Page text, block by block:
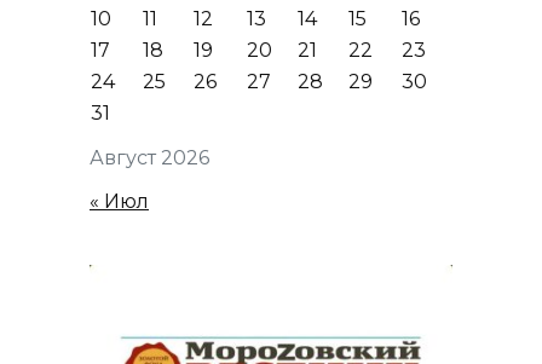
Август 2026
10
11 12 13 14 15
16
17
18 19 20 21 22
23
24
25 26 27 28 29
30
31
« Июл